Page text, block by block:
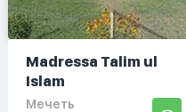
Madressa Talim ul
Islam
Мечеть